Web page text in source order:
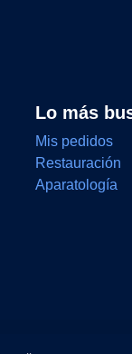
Lo más
Mis pedidos
Restauración
Aparatología